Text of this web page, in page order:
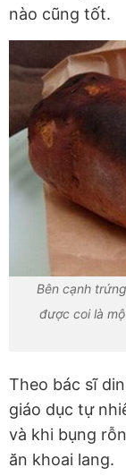
nào cũng tốt.
Bên cạnh
được coi là
Theo bác sĩ
giáo dục tự
và khi bụng
ăn khoai lang.